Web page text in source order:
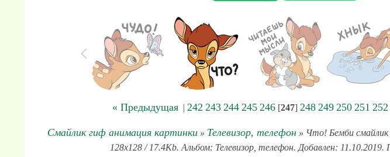
« Предыдущая| 242 243 244 245 246[247] 248 249 250 251 252
Смайлик гиф анимация картинки » Телевизор, телефон » Что! Бемби смайлик
128x128 / 17.4Kb. Альбом: Телевизор, телефон. Добавлен: